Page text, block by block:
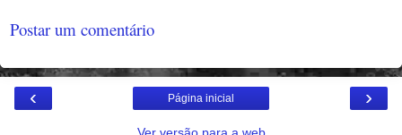
Postar um comentário
‹ ›
Página inicial
Ver versão para a web